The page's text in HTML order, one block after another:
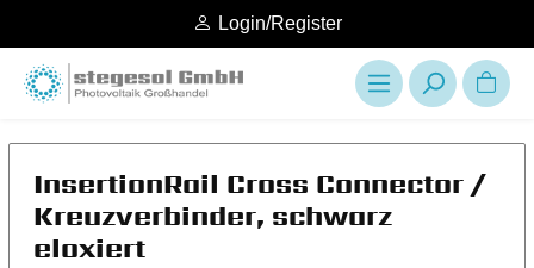
Login/Register
InsertionRail Cross Connector /
Kreuzverbinder, schwarz
eloxiert